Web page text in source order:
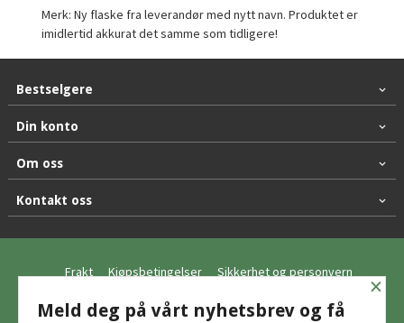
Merk: Ny flaske fra leverandør med nytt navn. Produktet er
imidlertid akkurat det samme som tidligere!
Bestselgere
Din konto
Om oss
Kontakt oss
Frakt Kjøpsbetingelser Sikkerhet og personvern
Nyhetsbrev
×
Meld deg på vårt nyhetsbrev og få